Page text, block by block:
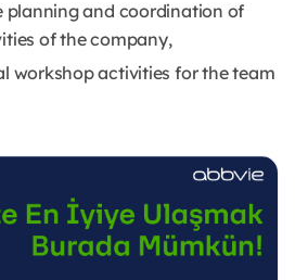
planning and coordination of
of the company,
workshop activities for the team